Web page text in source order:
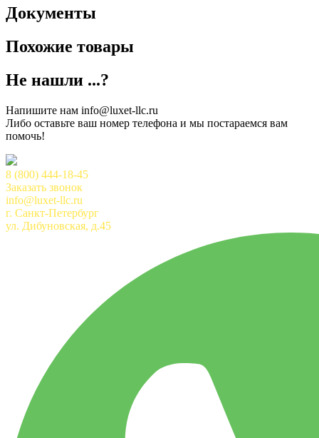
Документы
Похожие товары
Не нашли ...?
Напишите нам info@luxet-llc.ru
Либо оставьте ваш номер телефона и мы постараемся вам
помочь!
8 (800) 444-18-45
Заказать звонок
info@luxet-llc.ru
г. Санкт-Петербург
ул. Дибуновская, д.45